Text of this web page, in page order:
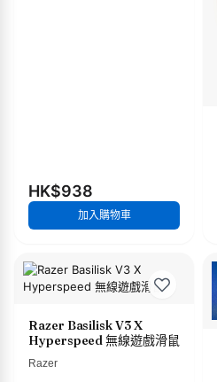
HK$938
加入購物車
Razer Basilisk V3 X
Hyperspeed 無線遊戲滑鼠
Razer